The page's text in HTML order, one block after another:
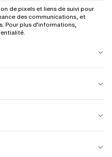
de pixels et liens de suivi pour
des communications, et
Pour plus d’informations,